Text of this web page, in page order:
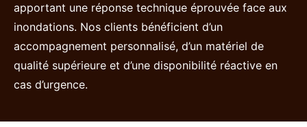
apportant une réponse technique éprouvée face aux
inondations. Nos clients bénéficient d’un
accompagnement personnalisé, d’un matériel de
qualité supérieure et d’une disponibilité réactive en
cas d’urgence.